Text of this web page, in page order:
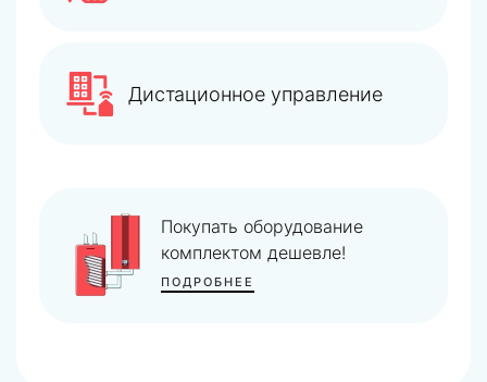
Дистационное управление
Расширенная гарантия на
оборудование
ПОДРОБНЕЕ